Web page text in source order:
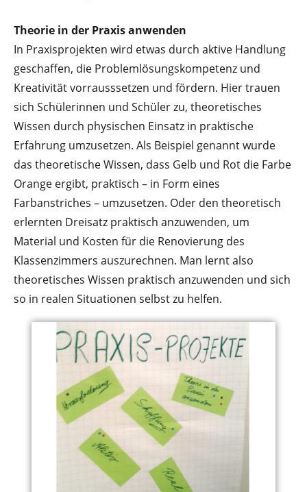
Theorie in der Praxis anwenden
In Praxisprojekten wird etwas durch aktive Handlung
geschaffen, die Problemlösungskompetenz und
Kreativität vorrausssetzen und fördern. Hier trauen
sich Schülerinnen und Schüler zu, theoretisches
Wissen durch physischen Einsatz in praktische
Erfahrung umzusetzen. Als Beispiel genannt wurde
das theoretische Wissen, dass Gelb und Rot die Farbe
Orange ergibt, praktisch – in Form eines
Farbanstriches – umzusetzen. Oder den theoretisch
erlernten Dreisatz praktisch anzuwenden, um
Material und Kosten für die Renovierung des
Klassenzimmers auszurechnen. Man lernt also
theoretisches Wissen praktisch anzuwenden und sich
so in realen Situationen selbst zu helfen.